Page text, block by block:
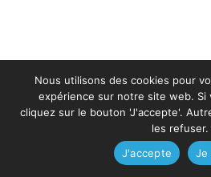
Nous utilisons des cookies pour
expérience sur notre site web. Si
cliquez sur le bouton 'J'accepte'.
les refuser.
J'accepte
Je